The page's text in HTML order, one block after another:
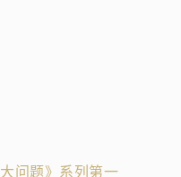
问题》系列第一